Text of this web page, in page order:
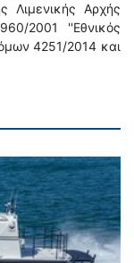
Λιμενικής Αρχής
2001 ''Εθνικός
4251/2014 και